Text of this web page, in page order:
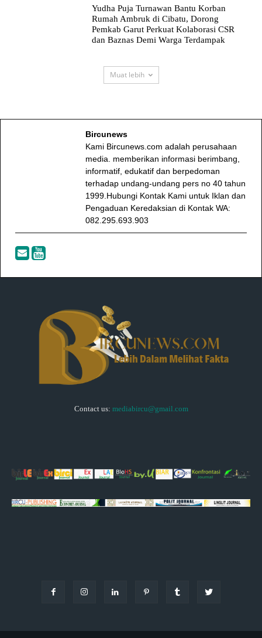
Yudha Puja Turnawan Bantu Korban
Rumah Ambruk di Cibatu, Dorong
Pemkab Garut Perkuat Kolaborasi CSR
dan Baznas Demi Warga Terdampak
Muat lebih
Bircunews
Kami Bircunews.com adalah perusahaan
media. memberikan informasi berimbang,
informatif, edukatif dan berpedoman
terhadap undang-undang pers no 40 tahun
1999.Hubungi Kontak Kami untuk Iklan dan
Pengaduan Keredaksian di Kontak WA:
082.295.693.903
Contact us: mediabircu@gmail.com